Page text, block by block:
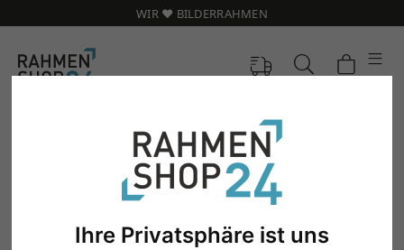
Ihre Privatsphäre ist uns
WIR ❤️ BILDERRAHMEN